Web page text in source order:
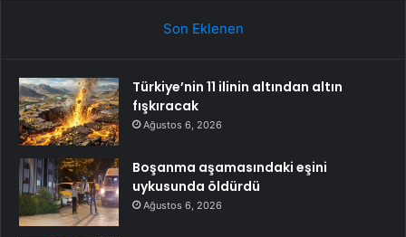
Son Eklenen
Türkiye’nin 11 ilinin altından altın
fışkıracak
Ağustos 6, 2026
Boşanma aşamasındaki eşini
uykusunda öldürdü
Ağustos 6, 2026